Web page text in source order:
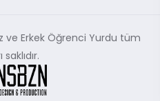
ve Erkek Öğrenci Yurdu tüm
saklıdır.